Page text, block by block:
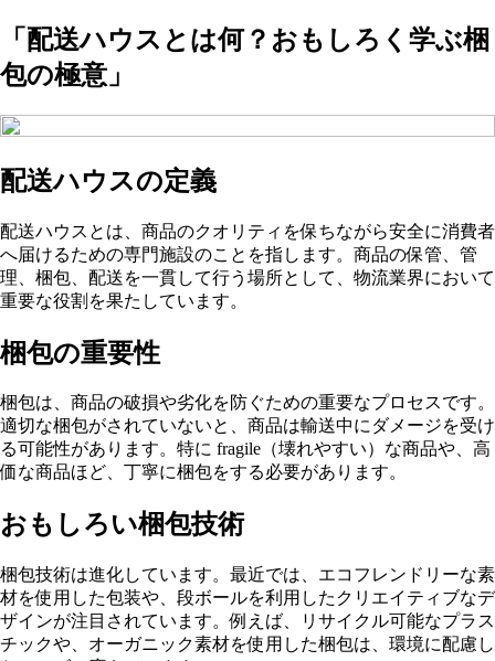
「配送ハウスとは何？おもしろく学ぶ梱
包の極意」
配送ハウスの定義
配送ハウスとは、商品のクオリティを保ちながら安全に消費者
へ届けるための専門施設のことを指します。商品の保管、管
理、梱包、配送を一貫して行う場所として、物流業界において
重要な役割を果たしています。
梱包の重要性
梱包は、商品の破損や劣化を防ぐための重要なプロセスです。
適切な梱包がされていないと、商品は輸送中にダメージを受け
る可能性があります。特に fragile（壊れやすい）な商品や、高
価な商品ほど、丁寧に梱包をする必要があります。
おもしろい梱包技術
梱包技術は進化しています。最近では、エコフレンドリーな素
材を使用した包装や、段ボールを利用したクリエイティブなデ
ザインが注目されています。例えば、リサイクル可能なプラス
チックや、オーガニック素材を使用した梱包は、環境に配慮し